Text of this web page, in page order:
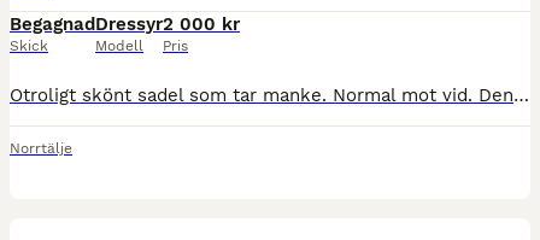
Begagnad
Skick
Dressyr
Modell
2 000 kr
Pris
Otroligt skönt sadel som tar manke. Normal mot vid. Den är lite skrynklig i sitsen, men bommen är som den ska och när man sitter i sadeln, så slätas rynkorna ut, så dom känns inte. Säljes med stiglä
Norrtälje